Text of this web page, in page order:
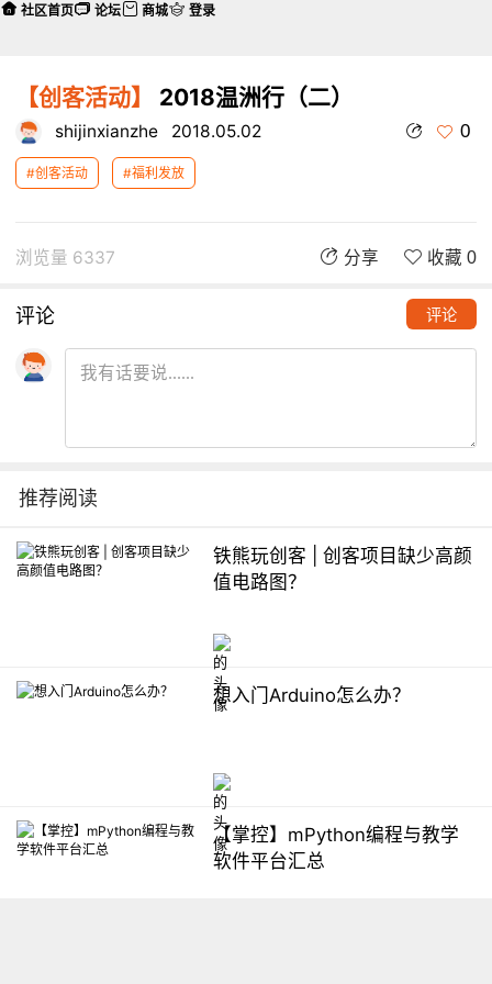
【创客活动】 2018温洲行（二）
shijinxianzhe 2018.05.02 0
#创客活动 #福利发放
浏览量 6337 分享 收藏 0
评论 评论
推荐阅读
铁熊玩创客 | 创客项目缺少高颜
值电路图？
想入门Arduino怎么办？
【掌控】mPython编程与教学
软件平台汇总
社区首页 论坛 商城 登录